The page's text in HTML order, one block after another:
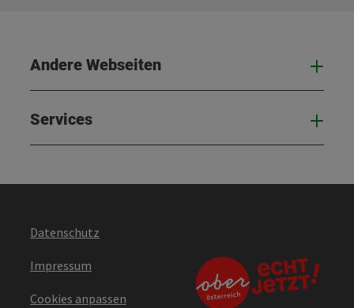
Andere Webseiten
Services
Datenschutz
Impressum
Cookies anpassen